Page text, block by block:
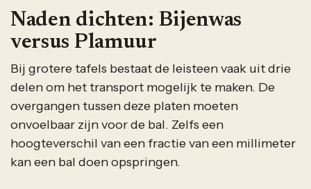
Naden dichten: Bijenwas
versus Plamuur
Bij grotere tafels bestaat de leisteen vaak uit drie
delen om het transport mogelijk te maken. De
overgangen tussen deze platen moeten
onvoelbaar zijn voor de bal. Zelfs een
hoogteverschil van een fractie van een millimeter
kan een bal doen opspringen.